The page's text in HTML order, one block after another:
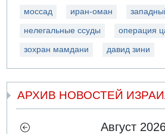
моссад иран-оман
нелегальные ссуды операция
зохран мамдани давид зини
АРХИВ НОВОСТЕЙ
Август